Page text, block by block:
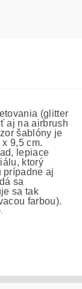
(glitter
aj na airbrush
šablóny je
9,5 cm.
lepiace
ktorý
prípadne aj
sa
sa tak
farbou).